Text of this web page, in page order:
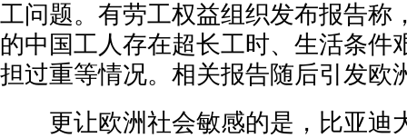
工问题。有劳工权益组织发布报告称
的中国工人存在超长工时、生活条件
担过重等情况。相关报告随后引发欧
更让欧洲社会敏感的是，比亚迪